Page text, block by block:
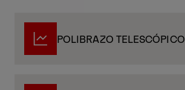
POLIBRAZO TELESCÓPICO